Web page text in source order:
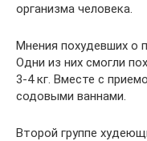
организма человека.
Мнения похудевших о
Одни из них смогли
3-4 кг. Вместе с
содовыми ваннами.
Второй группе